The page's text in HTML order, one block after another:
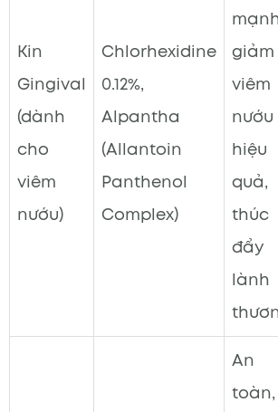
Kin
Gingival
(dành
cho
viêm
nướu)
Chlorhexidine
0.12%,
Alpantha
(Allantoin
Panthenol
Complex)
giảm
viêm
nướu
hiệu
quả,
thúc
đẩy
lành
An
toàn,